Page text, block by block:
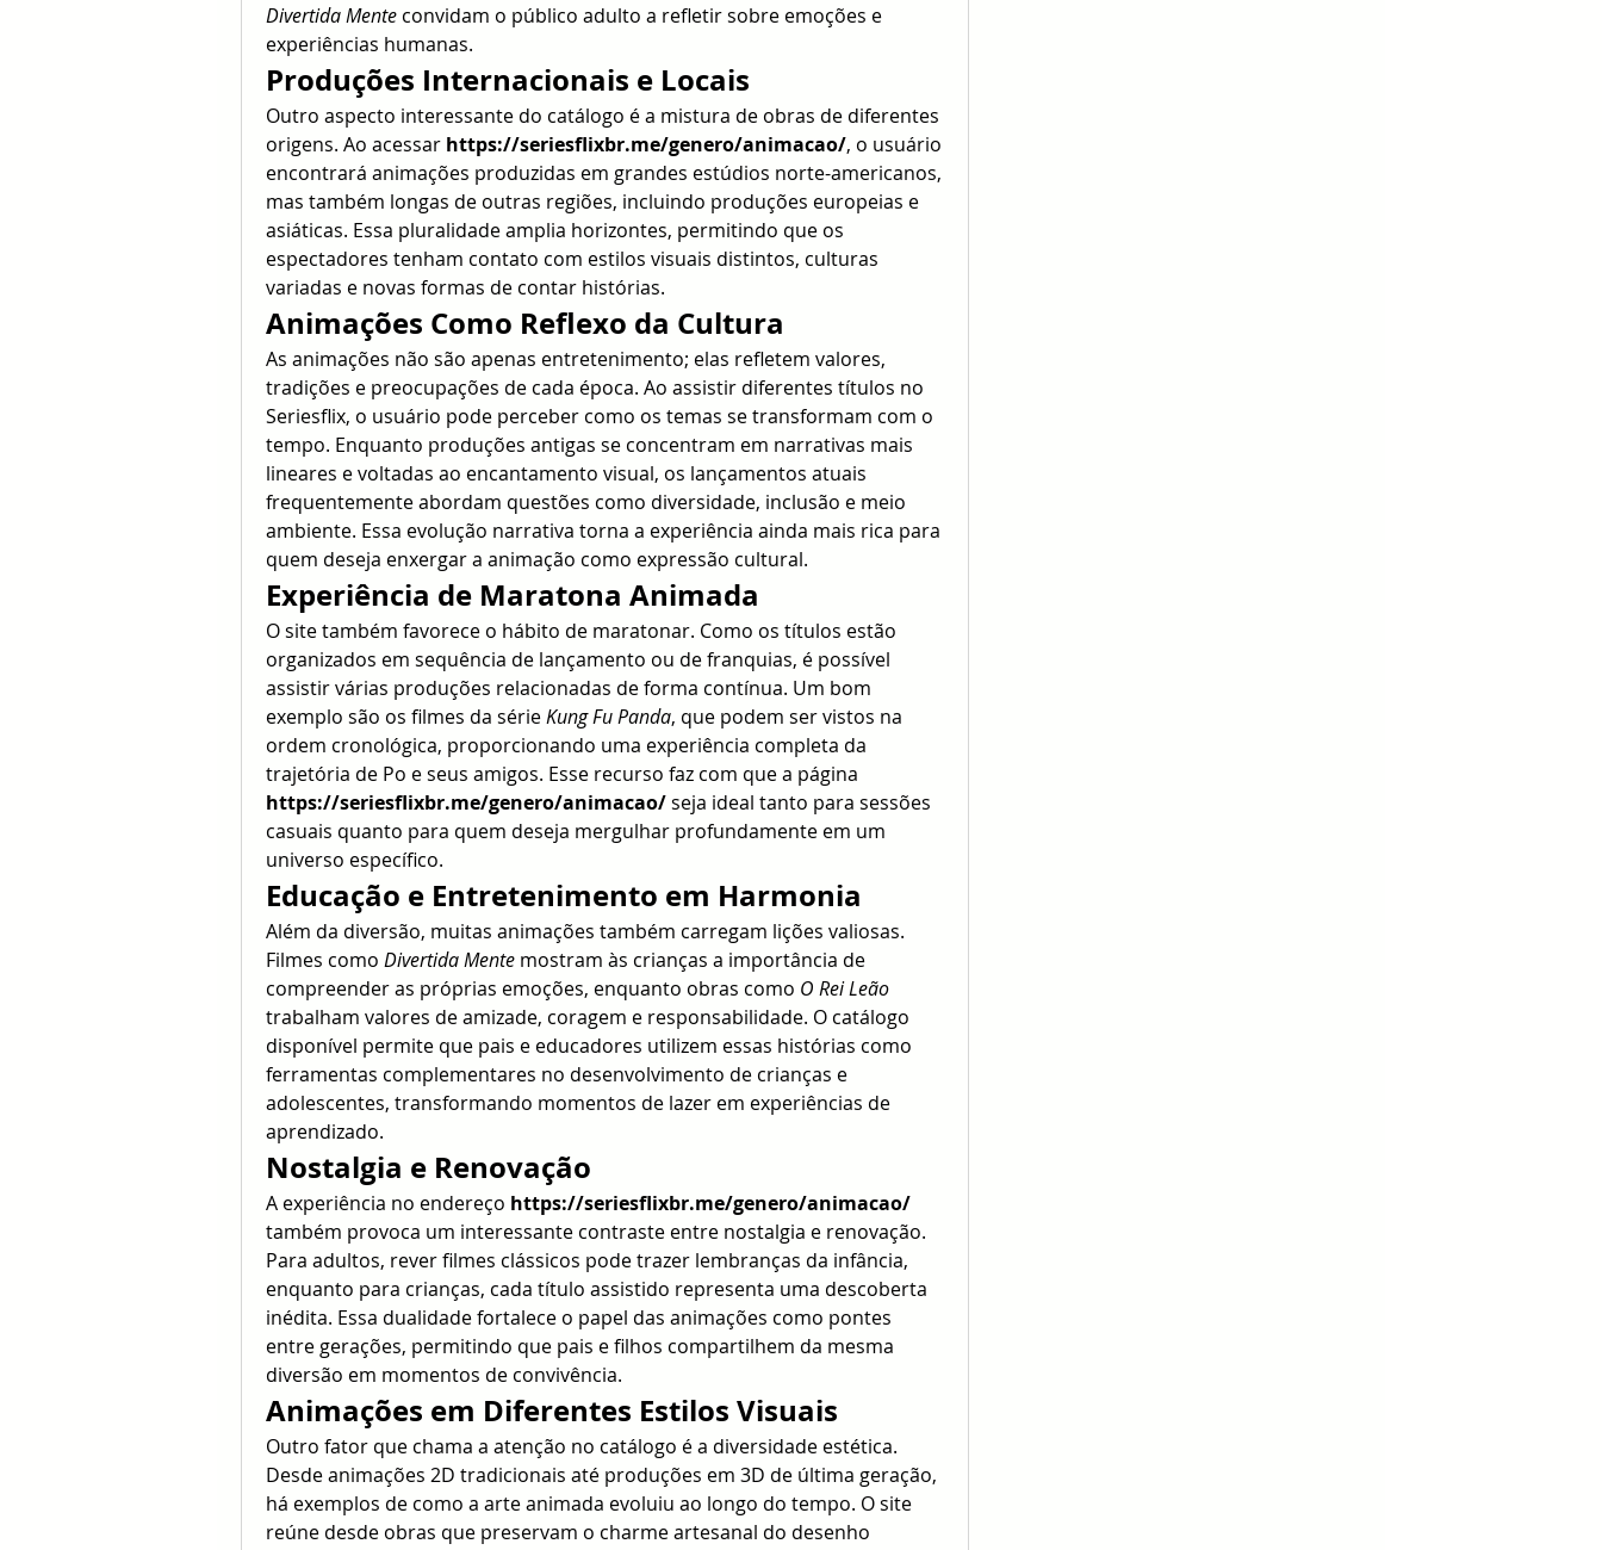
Divertida Mente convidam o público adulto a refletir sobre emoções e
experiências humanas.
Produções Internacionais e Locais
Outro aspecto interessante do catálogo é a mistura de obras de diferentes
origens. Ao acessar https://seriesflixbr.me/genero/animacao/, o usuário
encontrará animações produzidas em grandes estúdios norte-americanos,
mas também longas de outras regiões, incluindo produções europeias e
asiáticas. Essa pluralidade amplia horizontes, permitindo que os
espectadores tenham contato com estilos visuais distintos, culturas
variadas e novas formas de contar histórias.
Animações Como Reflexo da Cultura
As animações não são apenas entretenimento; elas refletem valores,
tradições e preocupações de cada época. Ao assistir diferentes títulos no
Seriesflix, o usuário pode perceber como os temas se transformam com o
tempo. Enquanto produções antigas se concentram em narrativas mais
lineares e voltadas ao encantamento visual, os lançamentos atuais
frequentemente abordam questões como diversidade, inclusão e meio
ambiente. Essa evolução narrativa torna a experiência ainda mais rica para
quem deseja enxergar a animação como expressão cultural.
Experiência de Maratona Animada
O site também favorece o hábito de maratonar. Como os títulos estão
organizados em sequência de lançamento ou de franquias, é possível
assistir várias produções relacionadas de forma contínua. Um bom
exemplo são os filmes da série Kung Fu Panda, que podem ser vistos na
ordem cronológica, proporcionando uma experiência completa da
https://seriesflixbr.me/genero/animacao/ seja ideal tanto para sessões
casuais quanto para quem deseja mergulhar profundamente em um
universo específico.
Educação e Entretenimento em Harmonia
Além da diversão, muitas animações também carregam lições valiosas.
Filmes como Divertida Mente mostram às crianças a importância de
compreender as próprias emoções, enquanto obras como O Rei Leão
trabalham valores de amizade, coragem e responsabilidade. O catálogo
disponível permite que pais e educadores utilizem essas histórias como
ferramentas complementares no desenvolvimento de crianças e
adolescentes, transformando momentos de lazer em experiências de
aprendizado.
Nostalgia e Renovação
A experiência no endereço https://seriesflixbr.me/genero/animacao/
também provoca um interessante contraste entre nostalgia e renovação.
Para adultos, rever filmes clássicos pode trazer lembranças da infância,
enquanto para crianças, cada título assistido representa uma descoberta
inédita. Essa dualidade fortalece o papel das animações como pontes
entre gerações, permitindo que pais e filhos compartilhem da mesma
diversão em momentos de convivência.
Animações em Diferentes Estilos Visuais
Outro fator que chama a atenção no catálogo é a diversidade estética.
Desde animações 2D tradicionais até produções em 3D de última geração,
há exemplos de como a arte animada evoluiu ao longo do tempo. O site
reúne desde obras que preservam o charme artesanal do desenho